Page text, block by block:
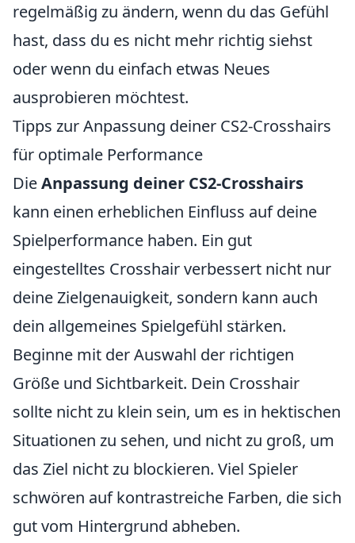
regelmäßig zu ändern, wenn du das Gefühl
hast, dass du es nicht mehr richtig siehst
oder wenn du einfach etwas Neues
ausprobieren möchtest.
Tipps zur Anpassung deiner CS2-Crosshairs
für optimale Performance
DieAnpassung deiner CS2-Crosshairs
kann einen erheblichen Einfluss auf deine
Spielperformance haben. Ein gut
eingestelltes Crosshair verbessert nicht nur
deine Zielgenauigkeit, sondern kann auch
dein allgemeines Spielgefühl stärken.
Beginne mit der Auswahl der richtigen
Größe und Sichtbarkeit. Dein Crosshair
sollte nicht zu klein sein, um es in hektischen
Situationen zu sehen, und nicht zu groß, um
das Ziel nicht zu blockieren. Viel Spieler
schwören auf kontrastreiche Farben, die sich
gut vom Hintergrund abheben.